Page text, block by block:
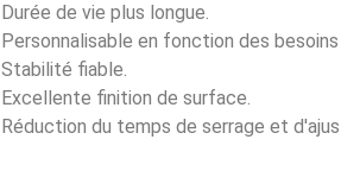
Durée de vie plus longue.
Personnalisable en fonction des
Stabilité fiable.
Excellente finition de surface.
Réduction du temps de serrage et